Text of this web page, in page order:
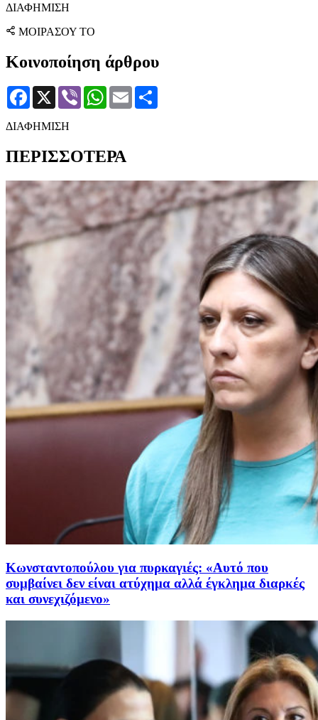
ΔΙΑΦΗΜΙΣΗ
ΜΟΙΡΑΣΟΥ ΤΟ
Κοινοποίηση άρθρου
Facebook
X Viber WhatsApp
Email
ΔΙΑΦΗΜΙΣΗ
ΠΕΡΙΣΣΟΤΕΡΑ
Κωνσταντοπούλου για πυρκαγιές: «Αυτό που
συμβαίνει δεν είναι ατύχημα αλλά έγκλημα διαρκές
και συνεχιζόμενο»